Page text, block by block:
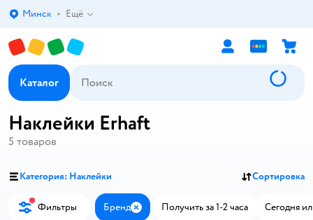
Выбор адреса доставки.
Минск Ещё
Каталог
Наклейки Erhaft
5 товаров
Категория: Наклейки Сортировка
Фильтры Бренд ЗакрытьПолучить за 1-2 часа Сегодня